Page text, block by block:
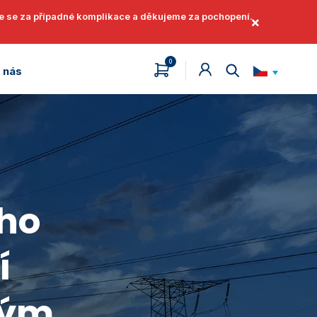
se za případné komplikace a děkujeme za pochopení.×
Jak získat identifikátor
Jak získat identifikátor
nás
0